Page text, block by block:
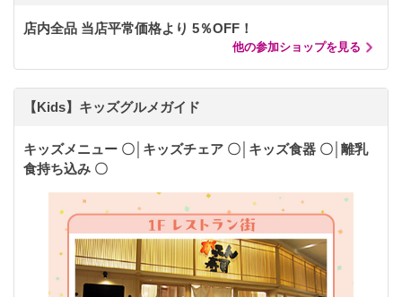
店内全品 当店平常価格より 5％OFF！
他の参加ショップを見る
【Kids】キッズグルメガイド
キッズメニュー 〇│キッズチェア 〇│キッズ食器 〇│離乳
食持ち込み 〇